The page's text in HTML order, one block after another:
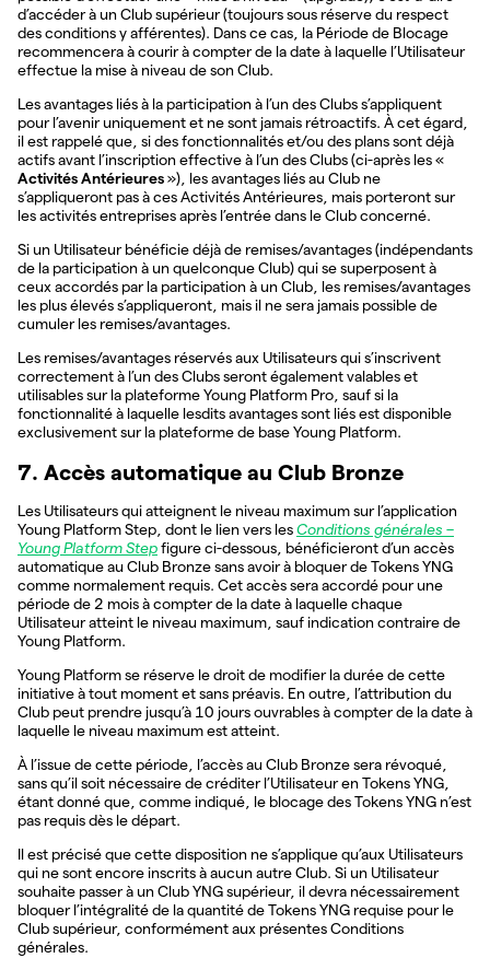
d’accéder à un Club supérieur (toujours sous réserve du respect
des conditions y afférentes). Dans ce cas, la Période de Blocage
recommencera à courir à compter de la date à laquelle l’Utilisateur
effectue la mise à niveau de son Club.
Les avantages liés à la participation à l’un des Clubs s’appliquent
pour l’avenir uniquement et ne sont jamais rétroactifs. À cet égard,
il est rappelé que, si des fonctionnalités et/ou des plans sont déjà
actifs avant l’inscription effective à l’un des Clubs (ci-après les «
Activités Antérieures»), les avantages liés au Club ne
s’appliqueront pas à ces Activités Antérieures, mais porteront sur
les activités entreprises après l’entrée dans le Club concerné.
Si un Utilisateur bénéficie déjà de remises/avantages (indépendants
de la participation à un quelconque Club) qui se superposent à
ceux accordés par la participation à un Club, les remises/avantages
les plus élevés s’appliqueront, mais il ne sera jamais possible de
cumuler les remises/avantages.
Les remises/avantages réservés aux Utilisateurs qui s’inscrivent
correctement à l’un des Clubs seront également valables et
utilisables sur la plateforme Young Platform Pro, sauf si la
fonctionnalité à laquelle lesdits avantages sont liés est disponible
exclusivement sur la plateforme de base Young Platform.
7. Accès automatique au Club Bronze
Les Utilisateurs qui atteignent le niveau maximum sur l’application
Young Platform Step, dont le lien vers lesConditions générales –
Young Platform Stepfigure ci-dessous, bénéficieront d’un accès
automatique au Club Bronze sans avoir à bloquer de Tokens YNG
comme normalement requis. Cet accès sera accordé pour une
période de 2 mois à compter de la date à laquelle chaque
Utilisateur atteint le niveau maximum, sauf indication contraire de
Young Platform.
Young Platform se réserve le droit de modifier la durée de cette
initiative à tout moment et sans préavis. En outre, l’attribution du
Club peut prendre jusqu’à 10 jours ouvrables à compter de la date à
laquelle le niveau maximum est atteint.
À l’issue de cette période, l’accès au Club Bronze sera révoqué,
sans qu’il soit nécessaire de créditer l’Utilisateur en Tokens YNG,
étant donné que, comme indiqué, le blocage des Tokens YNG n’est
pas requis dès le départ.
Il est précisé que cette disposition ne s’applique qu’aux Utilisateurs
qui ne sont encore inscrits à aucun autre Club. Si un Utilisateur
souhaite passer à un Club YNG supérieur, il devra nécessairement
bloquer l’intégralité de la quantité de Tokens YNG requise pour le
Club supérieur, conformément aux présentes Conditions
générales.